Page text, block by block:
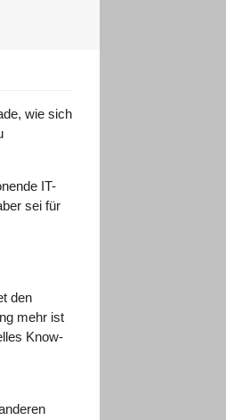
wie sich
IT-
sei für
den
mehr ist
Know-